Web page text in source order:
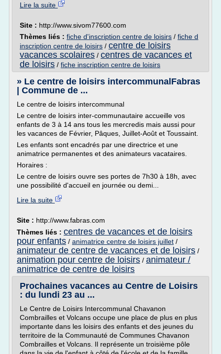
Lire la suite
Site : http://www.sivom77600.com
Thèmes liés : fiche d'inscription centre de loisirs / fiche d
inscription centre de loisirs / centre de loisirs
vacances scolaires / centres de vacances et
de loisirs / fiche inscription centre de loisirs
» Le centre de loisirs intercommunalFabras
| Commune de ...
Le centre de loisirs intercommunal
Le centre de loisirs inter-communautaire accueille vos
enfants de 3 à 14 ans tous les mercredis mais aussi pour
les vacances de Février, Pâques, Juillet-Août et Toussaint.
Les enfants sont encadrés par une directrice et une
animatrice permanentes et des animateurs vacataires.
Horaires :
Le centre de loisirs ouvre ses portes de 7h30 à 18h, avec
une possibilité d'accueil en journée ou demi...
Lire la suite
Site : http://www.fabras.com
Thèmes liés : centres de vacances et de loisirs
pour enfants / animatrice centre de loisirs juillet /
animateur de centre de vacances et de loisirs /
animation pour centre de loisirs / animateur /
animatrice de centre de loisirs
Prochaines vacances au Centre de Loisirs
: du lundi 23 au ...
Le Centre de Loisirs Intercommunal Chavanon
Combrailles et Volcans occupe une place de plus en plus
importante dans les loisirs des enfants et des jeunes du
territoire de la Communauté de Communes Chavanon
Combrailles et Volcans. Il représente un troisième pôle